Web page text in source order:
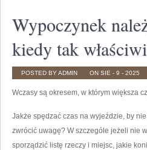
Wypoczynek
kiedy tak
POSTED BY ADMIN ON SIE - 9 - 2025
Wczasy są okresem, w którym większa
Jakże spędzać czas na wyjeździe, by
zwrócić uwagę? W szczególe jeżeli nie
sporządzić listę rzeczy i miejsc, jakie